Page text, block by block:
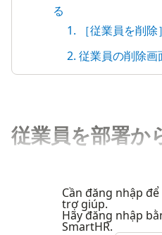
る
1. ［従業員を削除
2. 従業員の削除
従業員を部署か
Cần đăng nhập
trợ giúp.
Hãy đăng nhập
SmartHR.